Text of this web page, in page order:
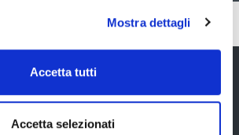
Mostra dettagli
Accetta tutti
Accetta selezionati
Provincia di Modena